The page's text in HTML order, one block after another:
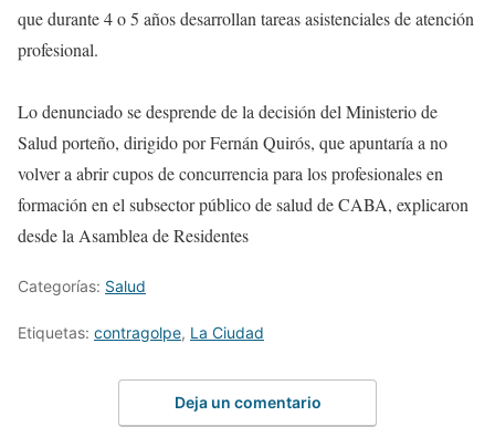
que durante 4 o 5 años desarrollan tareas asistenciales de atención
profesional.
Lo denunciado se desprende de la decisión del Ministerio de
Salud porteño, dirigido por Fernán Quirós, que apuntaría a no
volver a abrir cupos de concurrencia para los profesionales en
formación en el subsector público de salud de CABA, explicaron
desde la Asamblea de Residentes
Categorías: Salud
Etiquetas: contragolpe, La Ciudad
Deja un comentario